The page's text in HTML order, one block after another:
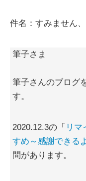
件名：すみません
筆子さま
筆子さんのブログ
す。
2020.12.3の「 リ
すめ～感謝できる
問があります。